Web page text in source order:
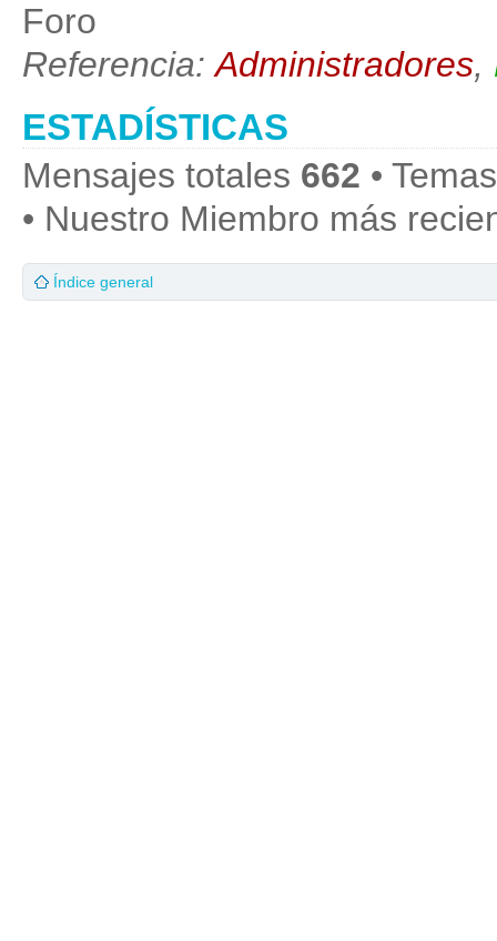
Foro
Referencia:Administradores,
ESTADÍSTICAS
Mensajes totales 662 •
• Nuestro Miembro más
Índice general